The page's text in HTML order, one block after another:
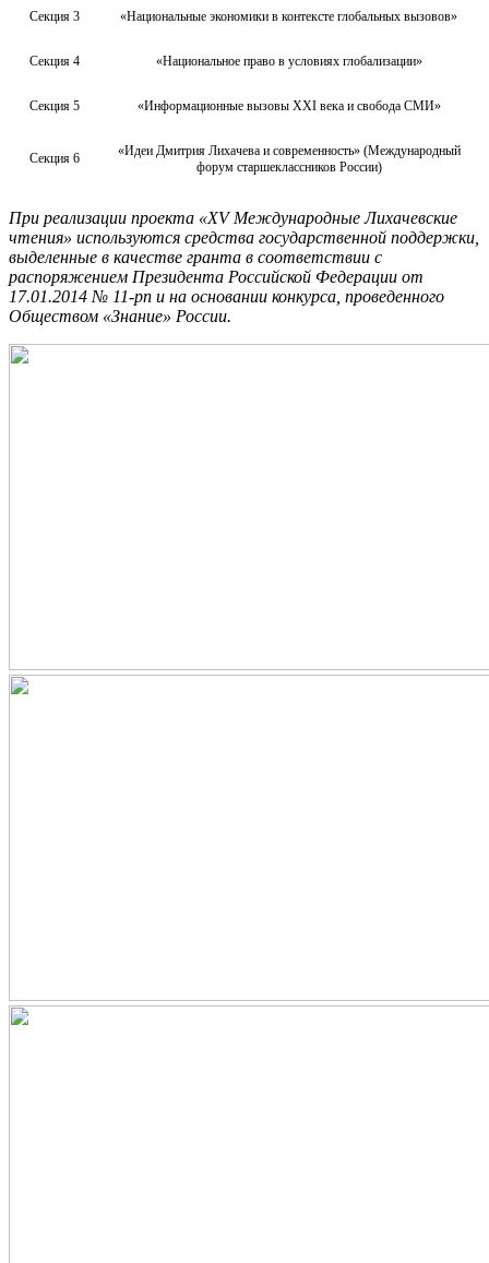
Секция 3 «Национальные экономики в контексте глобальных вызовов»
Секция 4 «Национальное право в условиях глобализации»
Секция 5 «Информационные вызовы XXI века и свобода СМИ»
Секция 6
«Идеи Дмитрия Лихачева и современность» (Международный
форум старшеклассников России)
При реализации проекта «XV Международные Лихачевские
чтения» используются средства государственной поддержки,
выделенные в качестве гранта в соответствии c
распоряжением Президента Российской Федерации от
17.01.2014 № 11-рп и на основании конкурса, проведенного
Обществом «Знание» России.